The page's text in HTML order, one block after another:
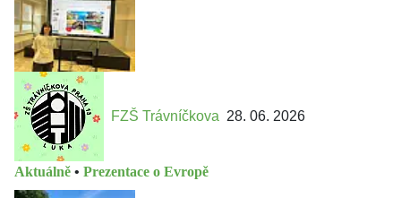
FZŠ Trávníčkova 28. 06. 2026
Aktuálně • Prezentace o Evropě